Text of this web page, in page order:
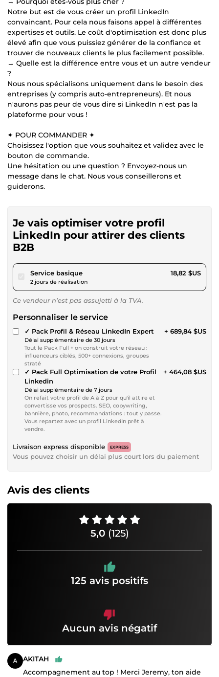
Notre but est de vous créer un profil LinkedIn
convaincant. Pour cela nous faisons appel à différentes
expertises et outils. Le coût d'optimisation est donc plus
élevé afin que vous puissiez générer de la confiance et
trouver de nouveaux clients le plus facilement possible.
→ Quelle est la différence entre vous et un autre vendeur
?
Nous nous spécialisons uniquement dans le besoin des
entreprises (y compris auto-entrepreneurs). Et nous
n'aurons pas peur de vous dire si LinkedIn n'est pas la
plateforme pour vous !
✦ POUR COMMANDER ✦
Choisissez l'option que vous souhaitez et validez avec le
bouton de commande.
Une hésitation ou une question ? Envoyez-nous un
message dans le chat. Nous vous conseillerons et
guiderons.
Je vais optimiser votre profil
LinkedIn pour attirer des clients
B2B
Service basiquepour 17,34 $US
2 jours de réalisation
18,82 $US
Ce vendeur n’est pas assujetti à la TVA.
Personnaliser le service
✓ Pack Profil & Réseau LinkedIn Expert
Délai supplémentaire de 30 jours
Tout le Pack Full + on construit votre réseau :
influenceurs ciblés, 500+ connexions, groupes
straté
+ 689,84 $US
✓ Pack Full Optimisation de votre Profil
Linkedin
Délai supplémentaire de 7 jours
On refait votre profil de A à Z pour qu'il attire et
convertisse vos prospects. SEO, copywriting,
bannière, photo, recommandations : tout y passe.
Vous repartez avec un profil LinkedIn prêt à
vendre.
+ 464,08 $US
Livraison express disponible EXPRESS
Vous pouvez choisir un délai plus court lors du paiement
Avis des clients
5,0 (125)
125 avis positifs
Aucun avis négatif
AKITAH
Accompagnement au top ! Merci Jeremy, ton aide